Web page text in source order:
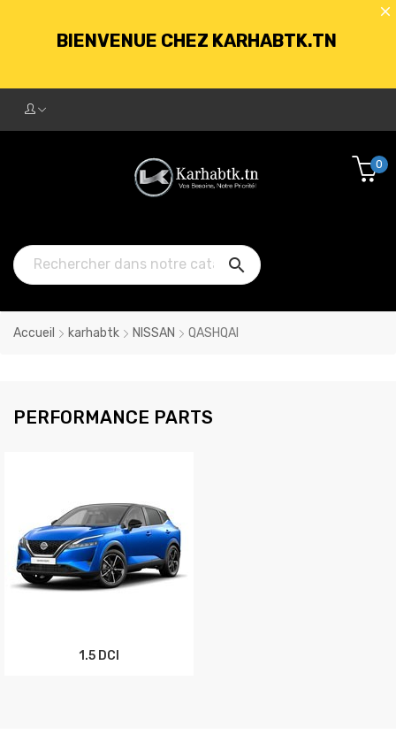
BIENVENUE CHEZ KARHABTK.TN
250DT D'ACHATS
250DT D'ACHATS

0
Accueil karhabtk NISSAN QASHQAI
PERFORMANCE PARTS
1.5 DCI